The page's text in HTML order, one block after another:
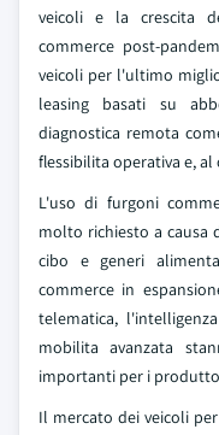
veicoli e la crescita
commerce post-
veicoli per l'ultimo
leasing basati su
diagnostica remota
flessibilita operativa e,
L'uso di furgoni
molto richiesto a causa
cibo e generi
commerce in
telematica,
mobilita avanzata
importanti per i
Il mercato dei veicoli